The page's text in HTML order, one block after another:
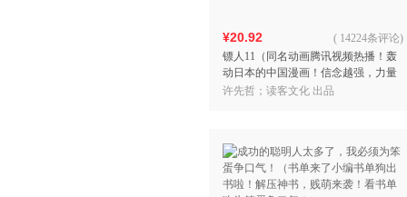
¥20.92
镖人11（同名动画腾讯视频热播！轰
动日本的中国漫画！信念越强，力量
越强！）
( 14224条评论)
许先哲；读客文化 出品